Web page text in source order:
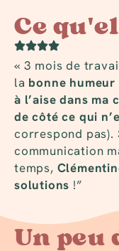
Ce
« 3 mois de
la bonne humeur
à l’aise dans ma
de côté ce qui
correspond pas).
communication
temps,
solutions !”
Un peu